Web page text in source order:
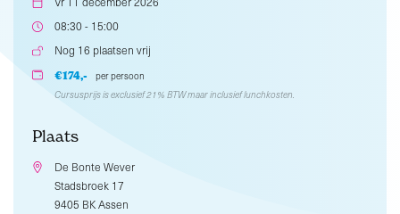
08:30 - 15:00
Nog 16 plaatsen vrij
€174,-
per persoon
Cursusprijs is exclusief 21% BTW maar inclusief lunchkosten.
Plaats
De Bonte Wever
Stadsbroek 17
9405 BK Assen